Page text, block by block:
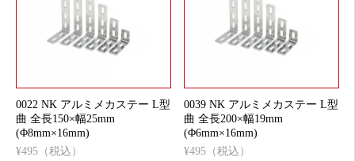
0022 NK アルミメカステー L型
曲 全長150×幅25mm
(Φ8mm×16mm)
¥495（税込）
0039 NK アルミメカステー L型
曲 全長200×幅19mm
(Φ6mm×16mm)
¥495（税込）